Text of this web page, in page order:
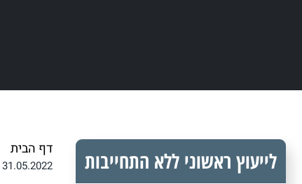
לייעוץ ראשוני ללא התחייבות דף הבית
31.05.2022